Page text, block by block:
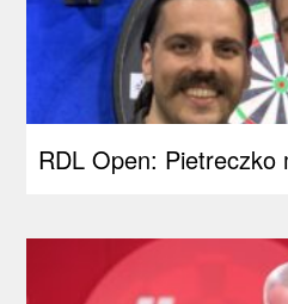
RDL Open: Pietreczko